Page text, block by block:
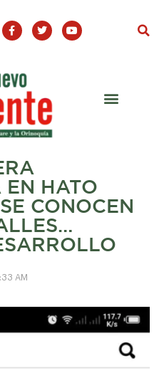
F
a
c
o
o
-
T
w
i
Y
o
u
EN HATO
CONOCEN
AM